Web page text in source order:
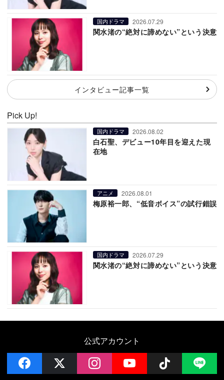
国内ドラマ 2026.07.29
関水渚の“絶対に諦めない”という決意
インタビュー記事一覧
Pick Up!
国内ドラマ 2026.08.02
白石聖、デビュー10年目を迎えた現
在地
アニメ 2026.08.01
梅原裕一郎、“低音ボイス”の試行錯誤
国内ドラマ 2026.07.29
関水渚の“絶対に諦めない”という決意
公式アカウント
facebook instagramYouTube Follow